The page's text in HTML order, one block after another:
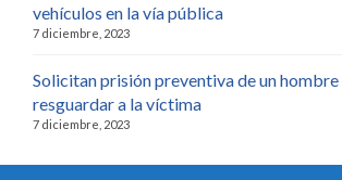
vehículos en la vía pública
7 diciembre, 2023
Solicitan prisión preventiva de un hombre
resguardar a la víctima
7 diciembre, 2023